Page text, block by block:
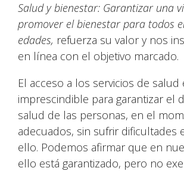
Salud y bienestar: Garantizar una
promover el bienestar para todos
edades, refuerza su valor y nos
en línea con el objetivo marcado.
El acceso a los servicios de salud
imprescindible para garantizar el
salud de las personas, en el
adecuados, sin sufrir dificultades
ello. Podemos afirmar que en
ello está garantizado, pero no